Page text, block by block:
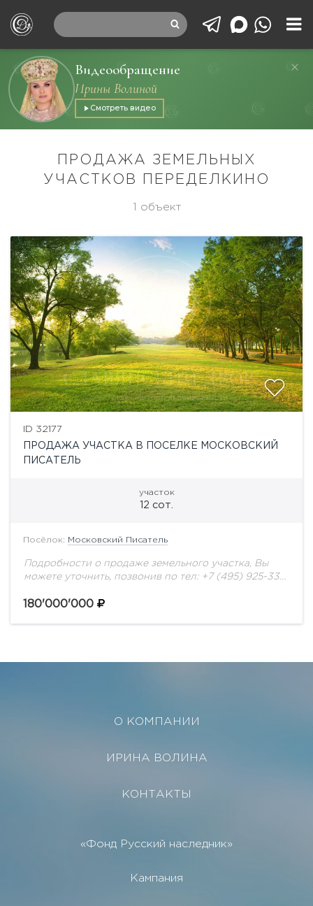
Видеообращение
Ирины Волиной
Смотреть видео
ПРОДАЖА ЗЕМЕЛЬНЫХ
УЧАСТКОВ ПЕРЕДЕЛКИНО
1 объект
ID 32177
ПРОДАЖА УЧАСТКА В ПОСЕЛКЕ МОСКОВСКИЙ
ПИСАТЕЛЬ
участок
12 сот.
Посёлок: Московский Писатель
Подробности о продаже земельного участка, Вы
можете уточнить, позвонив по тел: +7 (495) 925-33-
180'000'000
О КОМПАНИИ
ИРИНА ВОЛИНА
КОНТАКТЫ
«Фонд Русский наследник»
Кампания